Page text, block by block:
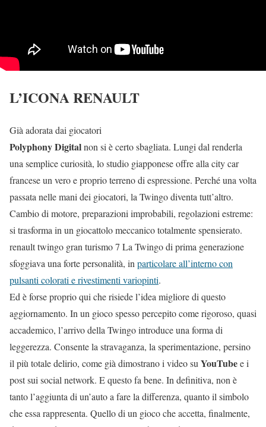
L’ICONA RENAULT
Già adorata dai giocatori
Polyphony Digitalnon si è certo sbagliata. Lungi dal renderla
una semplice curiosità, lo studio giapponese offre alla city car
francese un vero e proprio terreno di espressione. Perché una volta
passata nelle mani dei giocatori, la Twingo diventa tutt’altro.
Cambio di motore, preparazioni improbabili, regolazioni estreme:
si trasforma in un giocattolo meccanico totalmente spensierato.
renault twingo gran turismo 7 La Twingo di prima generazione
sfoggiava una forte personalità, in particolare all’interno con
pulsanti colorati e rivestimenti variopinti.
Ed è forse proprio qui che risiede l’idea migliore di questo
aggiornamento. In un gioco spesso percepito come rigoroso, quasi
accademico, l’arrivo della Twingo introduce una forma di
leggerezza. Consente la stravaganza, la sperimentazione, persino
il più totale delirio, come già dimostrano i video su YouTubee i
post sui social network. E questo fa bene. In definitiva, non è
tanto l’aggiunta di un’auto a fare la differenza, quanto il simbolo
che essa rappresenta. Quello di un gioco che accetta, finalmente,